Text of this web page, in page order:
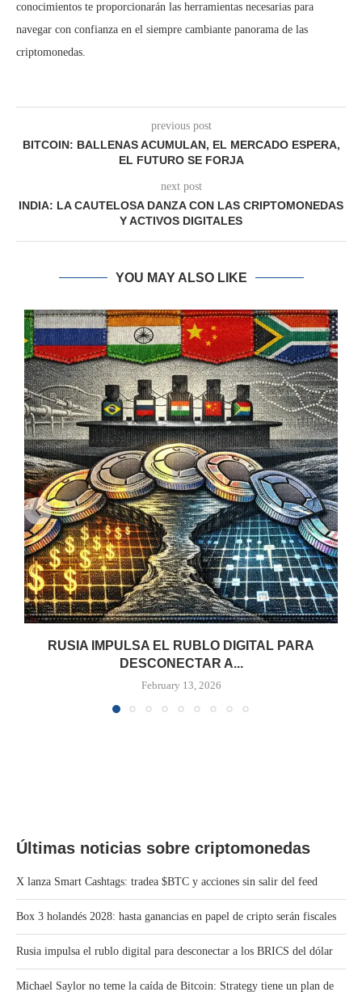
conocimientos te proporcionarán las herramientas necesarias para
navegar con confianza en el siempre cambiante panorama de las
criptomonedas.
previous post
BITCOIN: BALLENAS ACUMULAN, EL MERCADO ESPERA,
EL FUTURO SE FORJA
next post
INDIA: LA CAUTELOSA DANZA CON LAS CRIPTOMONEDAS
Y ACTIVOS DIGITALES
YOU MAY ALSO LIKE
RUSIA IMPULSA EL RUBLO DIGITAL PARA
DESCONECTAR A...
February 13, 2026
Últimas noticias sobre criptomonedas
X lanza Smart Cashtags: tradea $BTC y acciones sin salir del feed
Box 3 holandés 2028: hasta ganancias en papel de cripto serán fiscales
Rusia impulsa el rublo digital para desconectar a los BRICS del dólar
Michael Saylor no teme la caída de Bitcoin: Strategy tiene un plan de